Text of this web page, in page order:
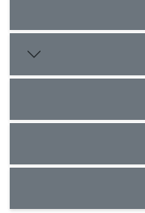
حاضر نحوه‌ی
تعیین کیفیت رابطه
ایرانی نشان می‌دهد.
شد و تلویحات نظری و